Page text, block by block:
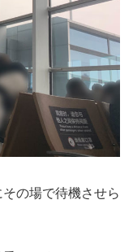
の場で待機させら